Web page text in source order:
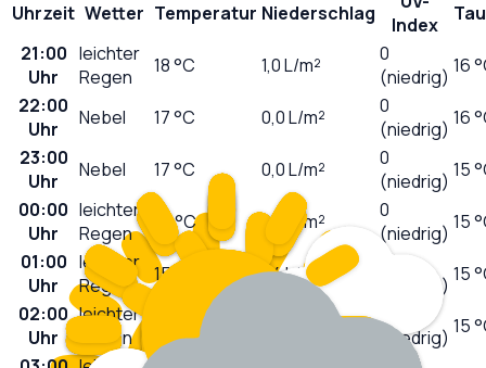
Uhrzeit Wetter Temperatur Niederschlag
Index
21:00
Uhr
leichter
Regen
18°C 1,0L/m²
0
(niedrig) 16
22:00
Uhr
Nebel 17°C 0,0L/m²
0
(niedrig) 16
23:00
Uhr
Nebel 17°C 0,0L/m²
0
(niedrig) 15
00:00
Uhr
leichter
Regen
°C 0,2 L/m²
0
(niedrig) 15
01:00
Uhr
leichter
Regen
15°C 1,4L/m²
(niedrig) 15
02:00
Uhr
leichter
Regen
(niedrig) 15